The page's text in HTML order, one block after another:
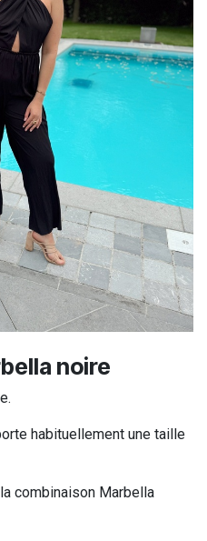
noire
habituellement une taille
combinaison Marbella